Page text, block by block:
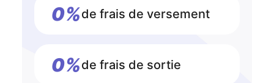
0%de frais de versement
0%de frais de sortie